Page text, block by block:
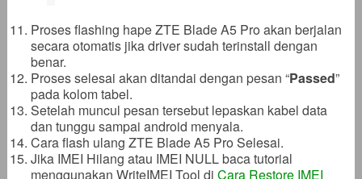
Proses flashing hape ZTE Blade A5 Pro akan berjalan
secara otomatis jika driver sudah terinstall dengan
benar.
Proses selesai akan ditandai dengan pesan “Passed”
pada kolom tabel.
Setelah muncul pesan tersebut lepaskan kabel data
dan tunggu sampai android menyala.
Cara flash ulang ZTE Blade A5 Pro Selesai.
Jika IMEI Hilang atau IMEI NULL baca tutorial
menggunakan WriteIMEI Tool di Cara Restore IMEI